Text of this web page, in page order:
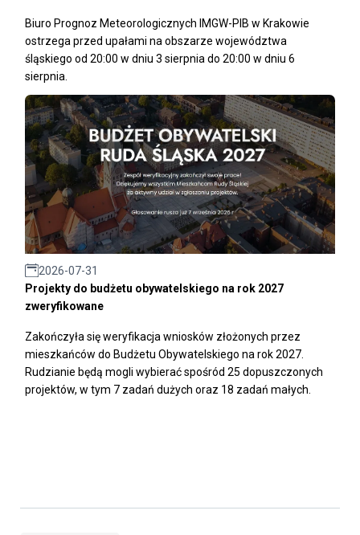
Biuro Prognoz Meteorologicznych IMGW-PIB w Krakowie
ostrzega przed upałami na obszarze województwa
śląskiego od 20:00 w dniu 3 sierpnia do 20:00 w dniu 6
sierpnia.
2026-07-31
Projekty do budżetu obywatelskiego na rok 2027
zweryfikowane
Zakończyła się weryfikacja wniosków złożonych przez
mieszkańców do Budżetu Obywatelskiego na rok 2027.
Rudzianie będą mogli wybierać spośród 25 dopuszczonych
projektów, w tym 7 zadań dużych oraz 18 zadań małych.